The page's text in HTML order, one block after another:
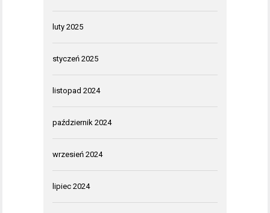
luty 2025
styczeń 2025
listopad 2024
październik 2024
wrzesień 2024
lipiec 2024